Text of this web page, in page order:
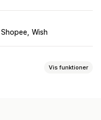
Shopee Wish
Vis funktioner